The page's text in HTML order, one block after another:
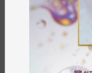
Listesi’nde
geçerli bir